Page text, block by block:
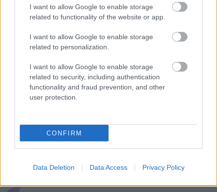
I want to allow Google to enable storage
related to functionality of the website or app.
I want to allow Google to enable storage
related to personalization.
I want to allow Google to enable storage
related to security, including authentication
functionality and fraud prevention, and other
user protection.
CONFIRM
Data Deletion Data Access Privacy Policy
Αίσθηση30° Άνεμος4 bf
Βόρειος-βορειοανατολικός
Ριπή Ανέμου 4 bf
Νεφοκάλυψη 0 %
Ορατότητα 0 km
0.0 mm/hr
Πίεση
Ηλιακή ακτινοβολία 0 W/m²